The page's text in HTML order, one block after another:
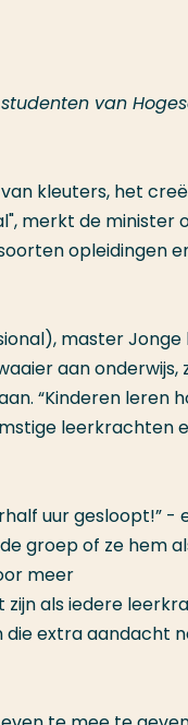
van
kleuters, het
merkt de minister
opleidingen
master Jonge
aan onderwijs,
“Kinderen leren
leerkrachten
uur gesloopt!” -
groep of ze hem
meer
als iedere
extra aandacht